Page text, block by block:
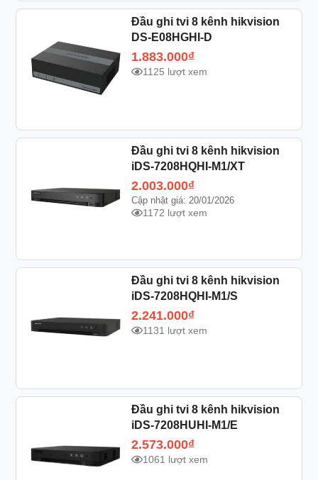
Đầu ghi tvi 8 kênh hikvision
DS-E08HGHI-D
1.883.000₫
1125 lượt xem
Đầu ghi tvi 8 kênh hikvision
iDS-7208HQHI-M1/XT
2.003.000₫
Cập nhật giá: 20/01/2026
1172 lượt xem
Đầu ghi tvi 8 kênh hikvision
iDS-7208HQHI-M1/S
2.241.000₫
1131 lượt xem
Đầu ghi tvi 8 kênh hikvision
iDS-7208HUHI-M1/E
2.573.000₫
1061 lượt xem